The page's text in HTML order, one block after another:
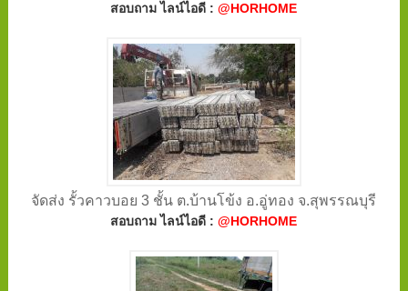
สอบถาม ไลน์ไอดี :@HORHOME
จัดส่ง รั้วคาวบอย 3 ชั้น ต.บ้านโข้ง อ.อู่ทอง จ.สุพรรณบุรี
สอบถาม ไลน์ไอดี :@HORHOME